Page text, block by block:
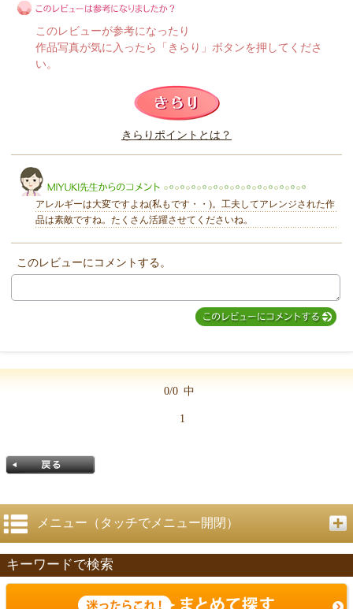
このレビューは参考になりましたか？
このレビューが参考になったり
作品写真が気に入ったら「きらり」ボタンを押してくださ
い。
きらりポイントとは？
アレルギーは大変ですよね(私もです・・)。工夫してアレンジされた作
品は素敵ですね。たくさん活躍させてくださいね。
このレビューにコメントする。
0/0 中
1
戻る
メニュー（タッチでメニュー開閉）
キーワードで検索